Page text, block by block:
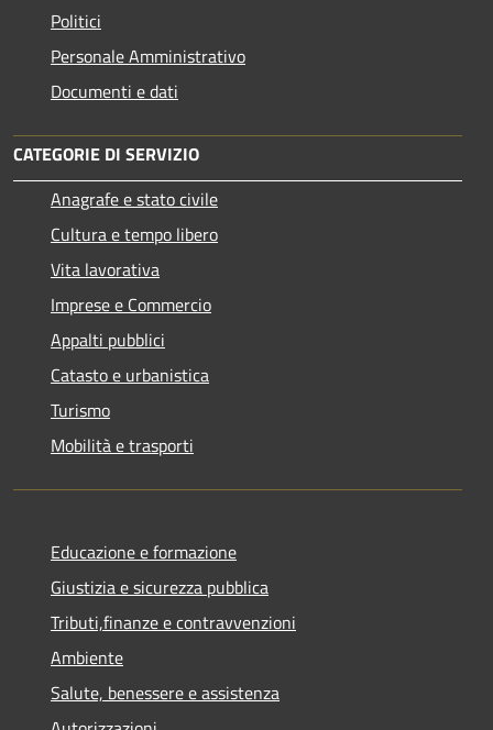
Politici
Personale Amministrativo
Documenti e dati
CATEGORIE DI SERVIZIO
Anagrafe e stato civile
Cultura e tempo libero
Vita lavorativa
Imprese e Commercio
Appalti pubblici
Catasto e urbanistica
Turismo
Mobilità e trasporti
Educazione e formazione
Giustizia e sicurezza pubblica
Tributi,finanze e contravvenzioni
Ambiente
Salute, benessere e assistenza